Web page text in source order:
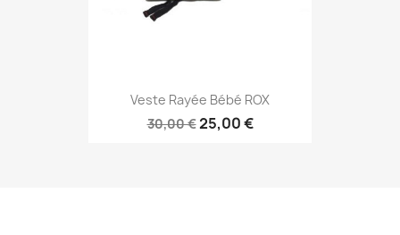
Veste Rayée Bébé ROX
30,00 €25,00 €